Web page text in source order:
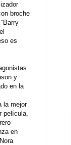
broche
es
y
en la
la mejor
película,
en